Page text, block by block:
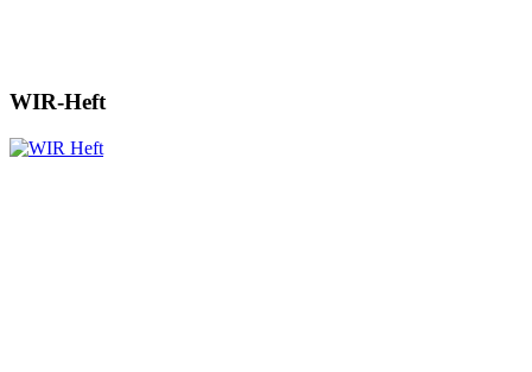
WIR-Heft